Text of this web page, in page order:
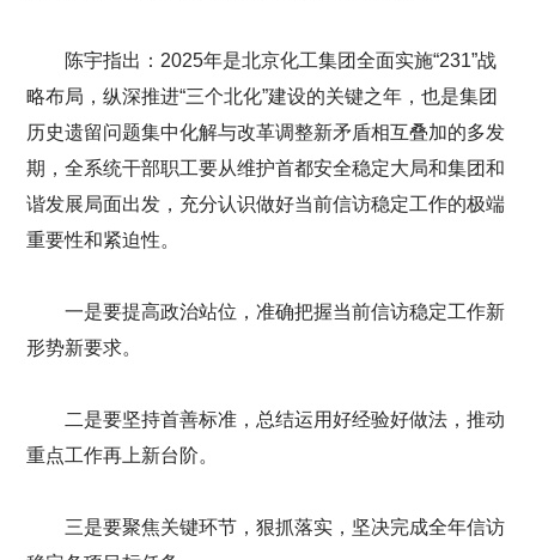
陈宇指出：2025年是北京化工集团全面实施“231”战
略布局，纵深推进“三个北化”建设的关键之年，也是集团
历史遗留问题集中化解与改革调整新矛盾相互叠加的多发
期，全系统干部职工要从维护首都安全稳定大局和集团和
谐发展局面出发，充分认识做好当前信访稳定工作的极端
重要性和紧迫性。
一是要提高政治站位，准确把握当前信访稳定工作新
形势新要求。
二是要坚持首善标准，总结运用好经验好做法，推动
重点工作再上新台阶。
三是要聚焦关键环节，狠抓落实，坚决完成全年信访